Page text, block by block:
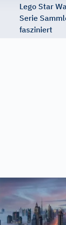
Lego Star
Serie
fasziniert